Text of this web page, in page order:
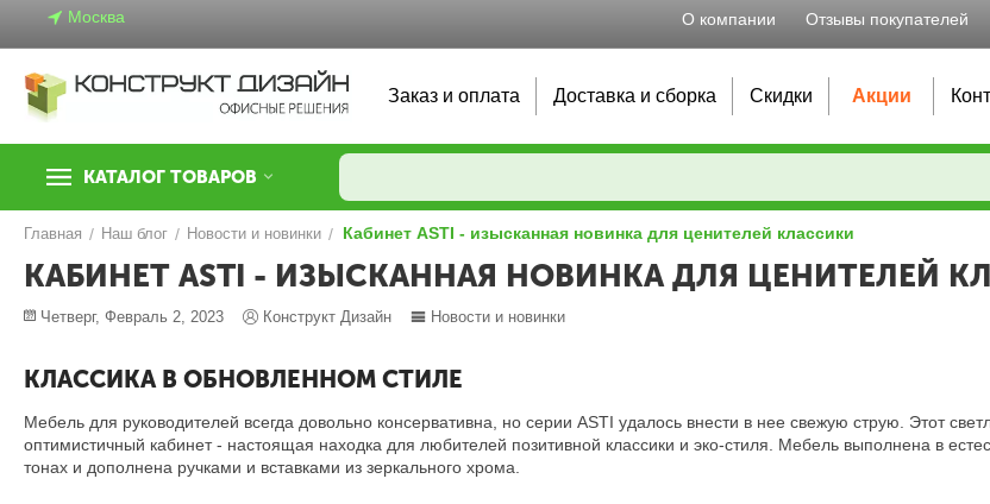
Москва О компании Отзывы покупателей
Заказ и оплата Доставка и сборка Скидки Акции
КАТАЛОГ ТОВАРОВ
Главная / Наш блог / Новости и новинки / Кабинет ASTI - изысканная новинка для ценителей классики
КАБИНЕТ ASTI - ИЗЫСКАННАЯ НОВИНКА ДЛЯ ЦЕНИТЕЛЕЙ
Четверг, Февраль 2, 2023 Конструкт Дизайн Новости и новинки
КЛАССИКА В ОБНОВЛЕННОМ СТИЛЕ
Мебель для руководителей всегда довольно консервативна, но серии ASTI удалось внести в нее свежую струю. Этот
оптимистичный кабинет - настоящая находка для любителей позитивной классики и эко-стиля. Мебель выполнена в
тонах и дополнена ручками и вставками из зеркального хрома.